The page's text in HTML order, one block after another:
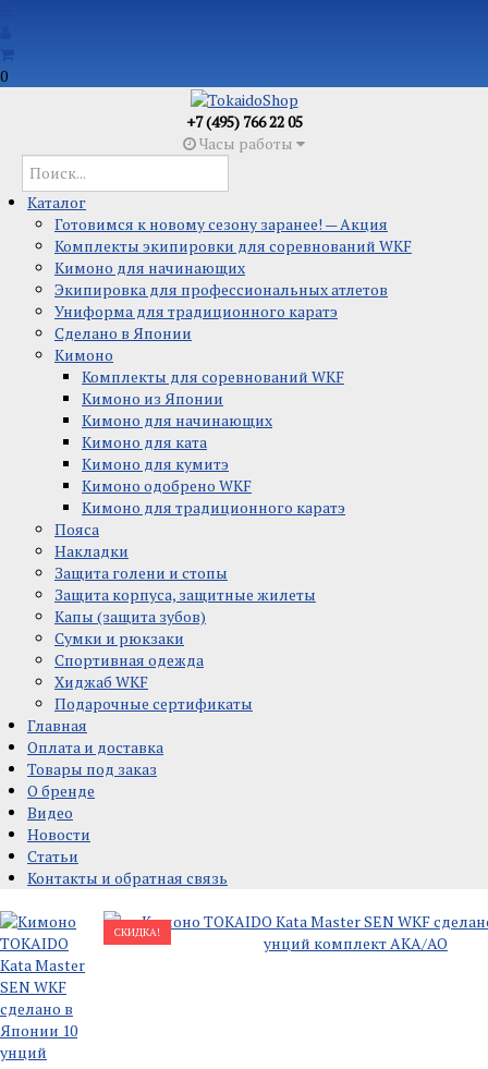
0
+7 (495) 766 22 05
Часы работы
Каталог
Готовимся к новому сезону заранее! — Акция
Комплекты экипировки для соревнований WKF
Кимоно для начинающих
Экипировка для профессиональных атлетов
Униформа для традиционного каратэ
Сделано в Японии
Кимоно
Комплекты для соревнований WKF
Кимоно из Японии
Кимоно для начинающих
Кимоно для ката
Кимоно для кумитэ
Кимоно одобрено WKF
Кимоно для традиционного каратэ
Пояса
Накладки
Защита голени и стопы
Защита корпуса, защитные жилеты
Капы (защита зубов)
Сумки и рюкзаки
Спортивная одежда
Хиджаб WKF
Подарочные сертификаты
Главная
Оплата и доставка
Товары под заказ
О бренде
Видео
Новости
Статьи
Контакты и обратная связь
СКИДКА!